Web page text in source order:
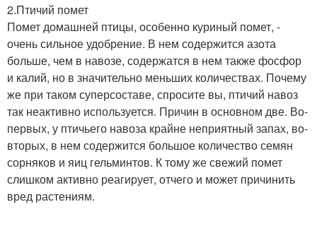
2.Птичий помет
Помет домашней птицы, особенно куриный помет, -
очень сильное удобрение. В нем содержится азота
больше, чем в навозе, содержатся в нем также фосфор
и калий, но в значительно меньших количествах. Почему
же при таком суперсоставе, спросите вы, птичий навоз
так неактивно используется. Причин в основном две. Во-
первых, у птичьего навоза крайне неприятный запах, во-
вторых, в нем содержится большое количество семян
сорняков и яиц гельминтов. К тому же свежий помет
слишком активно реагирует, отчего и может причинить
вред растениям.